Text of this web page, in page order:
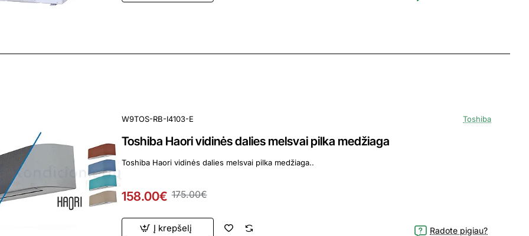
W9TOS-RB-I4103-E Toshiba
Toshiba Haori vidinės dalies melsvai pilka medžiaga
Toshiba Haori vidinės dalies melsvai pilka medžiaga..
158.00€ 175.00€
Į krepšelį Radote pigiau?